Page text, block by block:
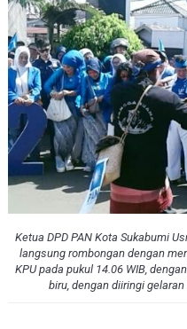
Ketua DPD PAN Kota Sukabumi
langsung rombongan dengan
KPU pada pukul 14.06 WIB,
biru, dengan diiringi